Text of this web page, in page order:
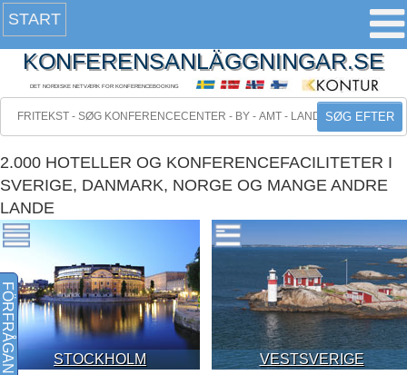
START
KONFERENSANLÄGGNINGAR.SE
DET NORDISKE NETVÆRK FOR KONFERENCEBOOKING
SØG EFTER
2.000 HOTELLER OG KONFERENCEFACILITETER I
SVERIGE, DANMARK, NORGE OG MANGE ANDRE
LANDE
STOCKHOLM VESTSVERIGE
FÖRFRÅGAN